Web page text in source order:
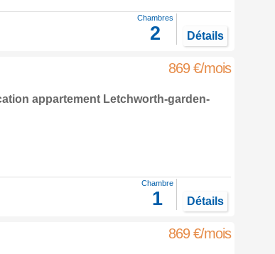
Chambres
2 Détails
869 €/mois
appartement Letchworth-garden-
Chambre
1 Détails
869 €/mois